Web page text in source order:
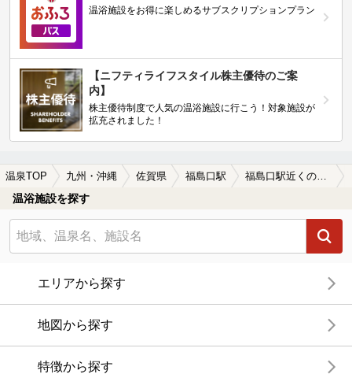
温浴施設をお得に楽しめるサブスクリプションプラン
【ニフティライフスタイル株主優待のご案
内】
株主優待制度で人気の温浴施設に行こう！対象施設が
拡充されました！
温泉TOP 九州・沖縄 佐賀県 福島口駅
温浴施設を探す
エリアから探す
地図から探す
特徴から探す